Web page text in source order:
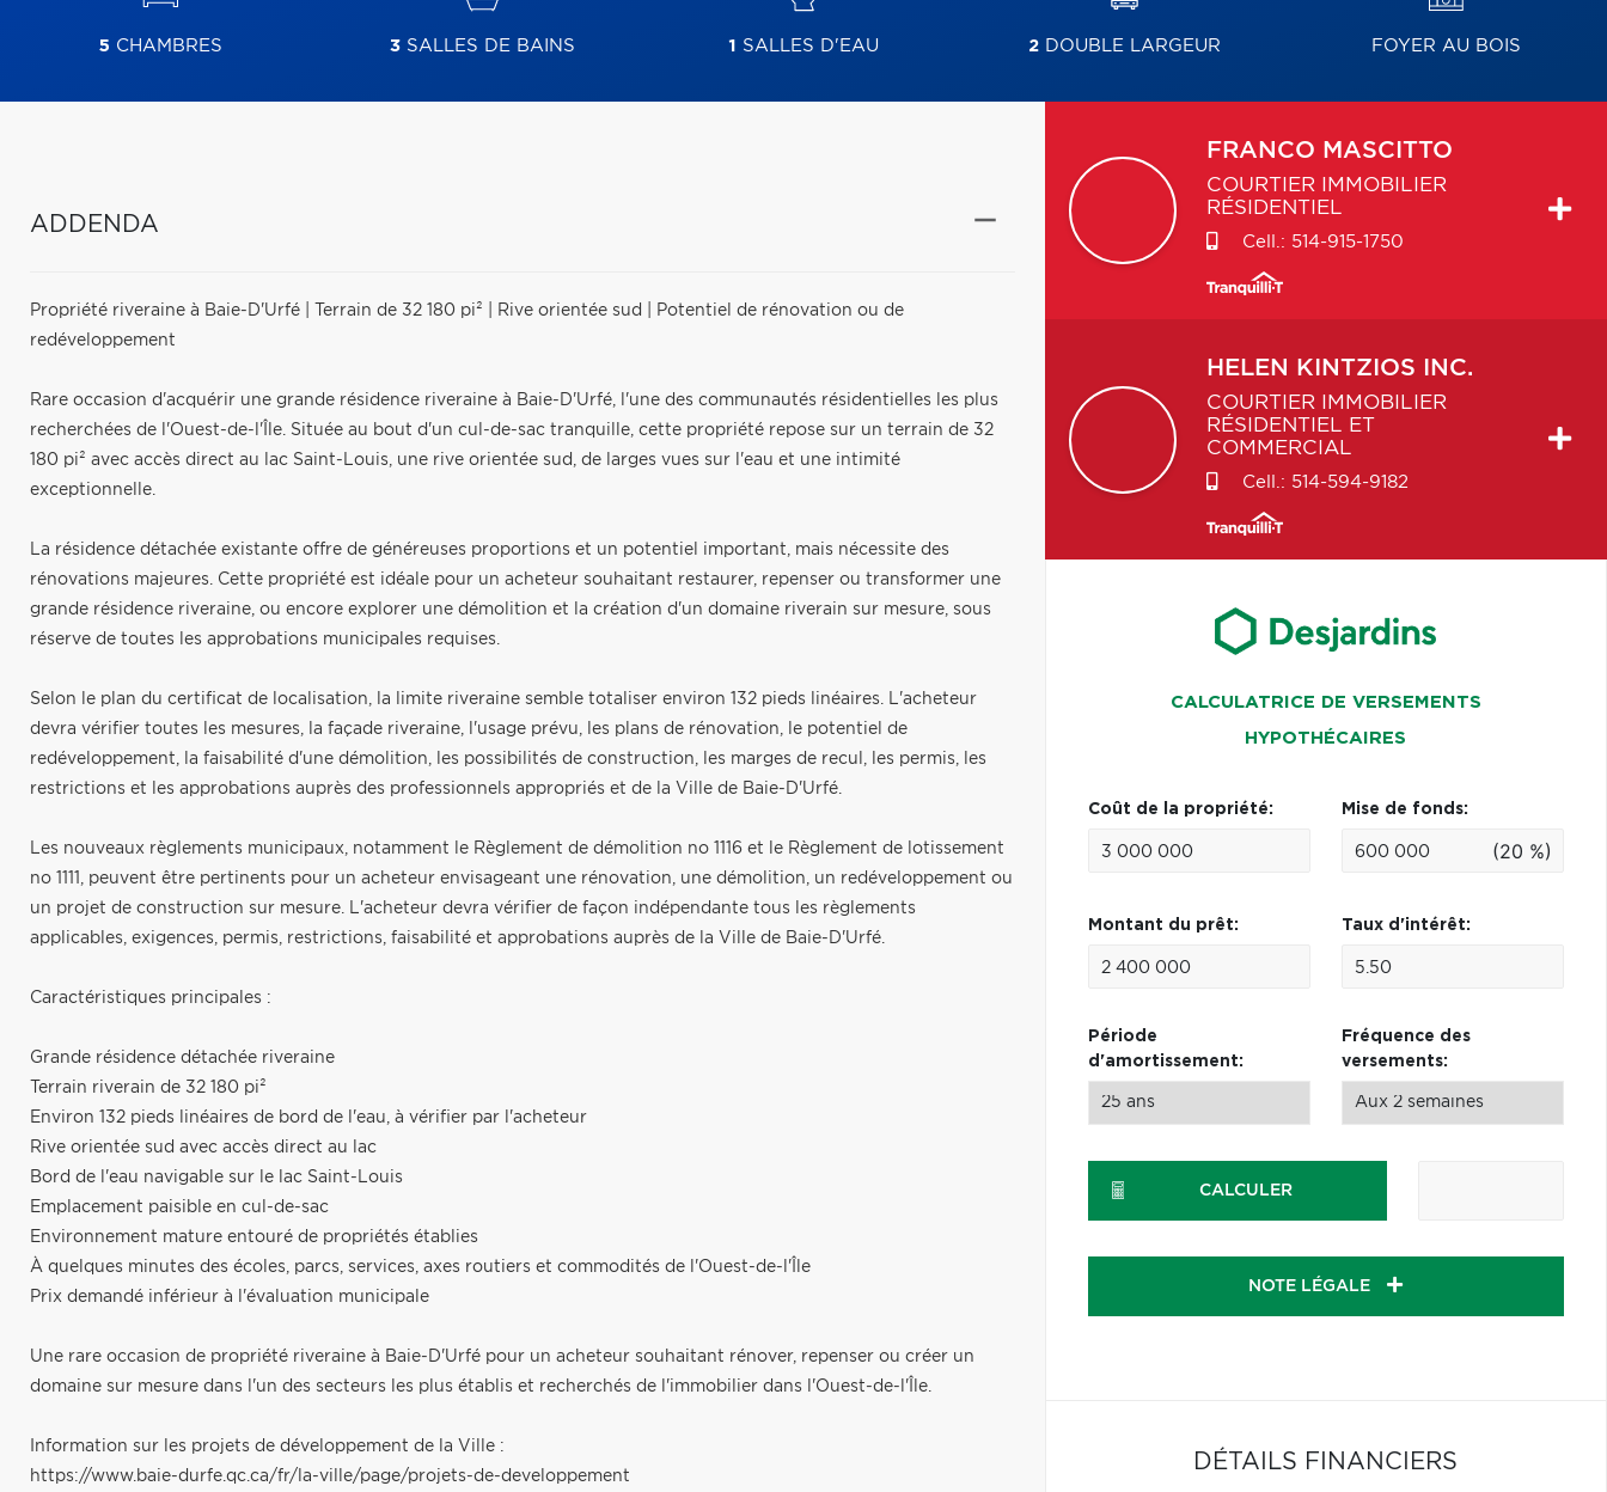
5 CHAMBRES 3SALLES DE BAINS 1 SALLES D'EAU 2 DOUBLE LARGEUR FOYER AU BOIS
ADDENDA
Propriété riveraine à Baie-D'Urfé | Terrain de 32 180 pi² | Rive orientée sud | Potentiel de rénovation ou de
redéveloppement
Rare occasion d'acquérir une grande résidence riveraine à Baie-D'Urfé, l'une des communautés résidentielles les plus
recherchées de l'Ouest-de-l'Île. Située au bout d'un cul-de-sac tranquille, cette propriété repose sur un terrain de 32
180 pi² avec accès direct au lac Saint-Louis, une rive orientée sud, de larges vues sur l'eau et une intimité
exceptionnelle.
La résidence détachée existante offre de généreuses proportions et un potentiel important, mais nécessite des
rénovations majeures. Cette propriété est idéale pour un acheteur souhaitant restaurer, repenser ou transformer une
grande résidence riveraine, ou encore explorer une démolition et la création d'un domaine riverain sur mesure, sous
réserve de toutes les approbations municipales requises.
Selon le plan du certificat de localisation, la limite riveraine semble totaliser environ 132 pieds linéaires. L'acheteur
devra vérifier toutes les mesures, la façade riveraine, l'usage prévu, les plans de rénovation, le potentiel de
redéveloppement, la faisabilité d'une démolition, les possibilités de construction, les marges de recul, les permis, les
restrictions et les approbations auprès des professionnels appropriés et de la Ville de Baie-D'Urfé.
Les nouveaux règlements municipaux, notamment le Règlement de démolition no 1116 et le Règlement de lotissement
no 1111, peuvent être pertinents pour un acheteur envisageant une rénovation, une démolition, un redéveloppement ou
un projet de construction sur mesure. L'acheteur devra vérifier de façon indépendante tous les règlements
applicables, exigences, permis, restrictions, faisabilité et approbations auprès de la Ville de Baie-D'Urfé.
Caractéristiques principales :
Grande résidence détachée riveraine
Terrain riverain de 32 180 pi²
Environ 132 pieds linéaires de bord de l'eau, à vérifier par l'acheteur
Rive orientée sud avec accès direct au lac
Bord de l'eau navigable sur le lac Saint-Louis
Emplacement paisible en cul-de-sac
Environnement mature entouré de propriétés établies
À quelques minutes des écoles, parcs, services, axes routiers et commodités de l'Ouest-de-l'Île
Prix demandé inférieur à l'évaluation municipale
Une rare occasion de propriété riveraine à Baie-D'Urfé pour un acheteur souhaitant rénover, repenser ou créer un
domaine sur mesure dans l'un des secteurs les plus établis et recherchés de l'immobilier dans l'Ouest-de-l'Île.
Information sur les projets de développement de la Ville :
https://www.baie-durfe.qc.ca/fr/la-ville/page/projets-de-developpement
FRANCO MASCITTO
COURTIER IMMOBILIER
RÉSIDENTIEL
Cell.: 514-915-1750
HELEN KINTZIOS INC.
COURTIER IMMOBILIER
RÉSIDENTIEL ET
COMMERCIAL
Cell.: 514-594-9182
CALCULATRICE DE VERSEMENTS
HYPOTHÉCAIRES
Coût de la propriété: Mise de fonds:
(20 %)
Montant du prêt: Taux d'intérêt:
Période
d'amortissement:
Fréquence des
versements:
CALCULER
NOTE LÉGALE
DÉTAILS FINANCIERS